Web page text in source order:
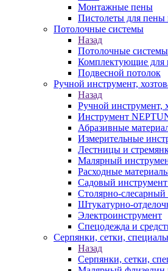
Монтажные пены
Пистолеты для пены
Потолочные системы
Назад
Потолочные системы
Комплектующие для
Подвесной потолок
Ручной инструмент,
Назад
Ручной инструмент,
Инструмент
Абразивные
Измерительные
Лестницы и
Малярный
Расходные
Садовый
Столярно-слесарный
Штукатурно-
Электроинструмент
Спецодежда и
Серпянки, сетки,
Назад
Серпянки, сетки,